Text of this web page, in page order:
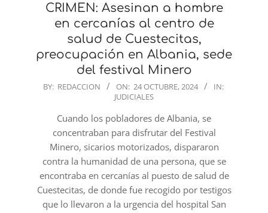
CRIMEN: Asesinan a hombre
en cercanías al centro de
salud de Cuestecitas,
preocupación en Albania, sede
del festival Minero
2024-
BY: REDACCION ON: 24 OCTUBRE, 2024
IN:
JUDICIALES
Cuando los pobladores de Albania, se
concentraban para disfrutar del Festival
Minero, sicarios motorizados, dispararon
contra la humanidad de una persona, que se
encontraba en cercanías al puesto de salud de
Cuestecitas, de donde fue recogido por testigos
que lo llevaron a la urgencia del hospital San